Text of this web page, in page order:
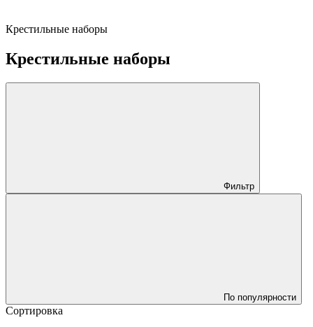
Крестильные наборы
Крестильные наборы
Фильтр
По популярности
Сортировка